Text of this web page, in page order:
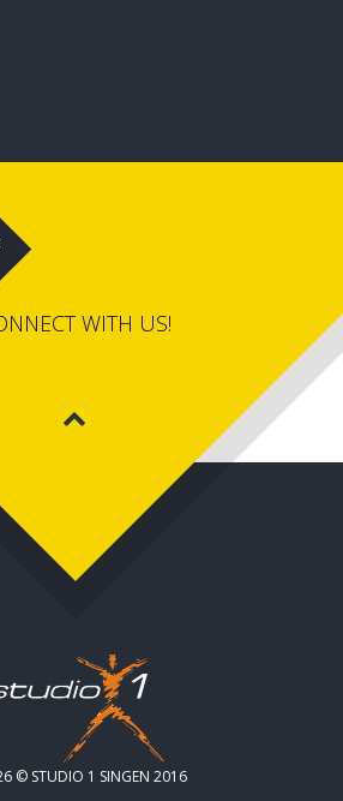
WITH US!
© STUDIO 1 SINGEN 2016